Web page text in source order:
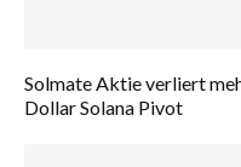
Solmate Aktie verliert
Dollar Solana Pivot